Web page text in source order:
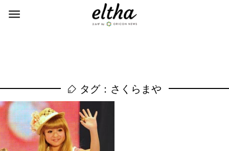
タグ：さくらまや